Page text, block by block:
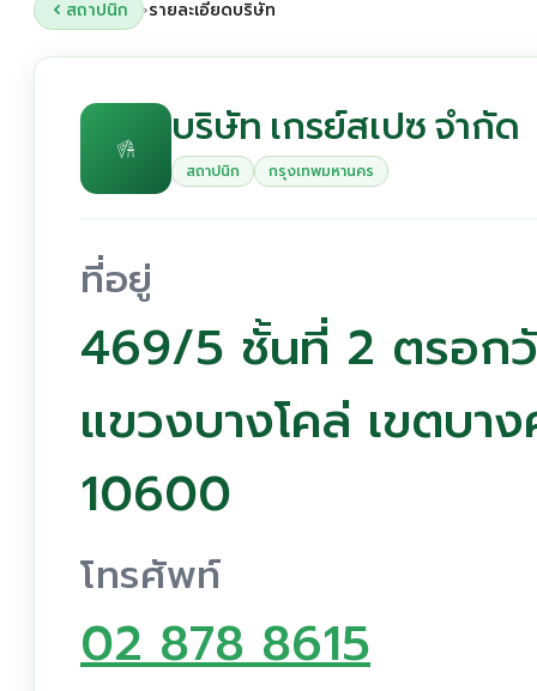
สถาปนิก ›รายละเอียดบริษัท
บริษัท เกรย์สเปซ จำกัด
สถาปนิก กรุงเทพมหานคร
ที่อยู่
469/5 ชั้นที่ 2 ตรอก
แขวงบางโคล่ เขตบา
10600
โทรศัพท์
02 878 8615